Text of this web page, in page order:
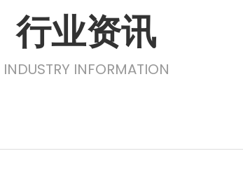
行业资讯
INDUSTRY INFORMATION